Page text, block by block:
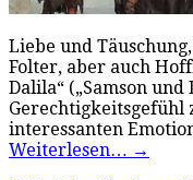
Liebe und
Folter, aber auch
Dalila“ („Samson
Gerechtigkeitsgefühl
interessanten
Weiterlesen… →